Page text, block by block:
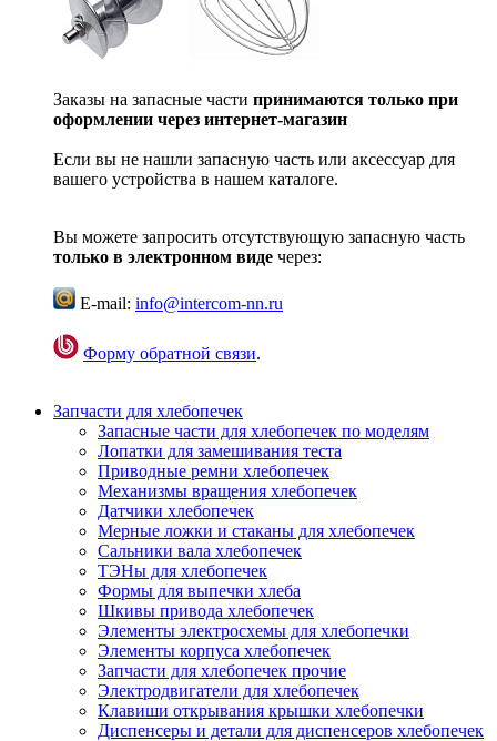
Заказы на запасные части принимаются только при
оформлении через интернет-магазин
Если вы не нашли запасную часть или аксессуар для
вашего устройства в нашем каталоге.
Вы можете запросить отсутствующую запасную часть
только в электронном виде через:
E-mail: info@intercom-nn.ru
Форму обратной связи.
Запчасти для хлебопечек
Запасные части для хлебопечек по моделям
Лопатки для замешивания теста
Приводные ремни хлебопечек
Механизмы вращения хлебопечек
Датчики хлебопечек
Мерные ложки и стаканы для хлебопечек
Сальники вала хлебопечек
ТЭНы для хлебопечек
Формы для выпечки хлеба
Шкивы привода хлебопечек
Элементы электросхемы для хлебопечки
Элементы корпуса хлебопечек
Запчасти для хлебопечек прочие
Электродвигатели для хлебопечек
Клавиши открывания крышки хлебопечки
Диспенсеры и детали для диспенсеров хлебопечек